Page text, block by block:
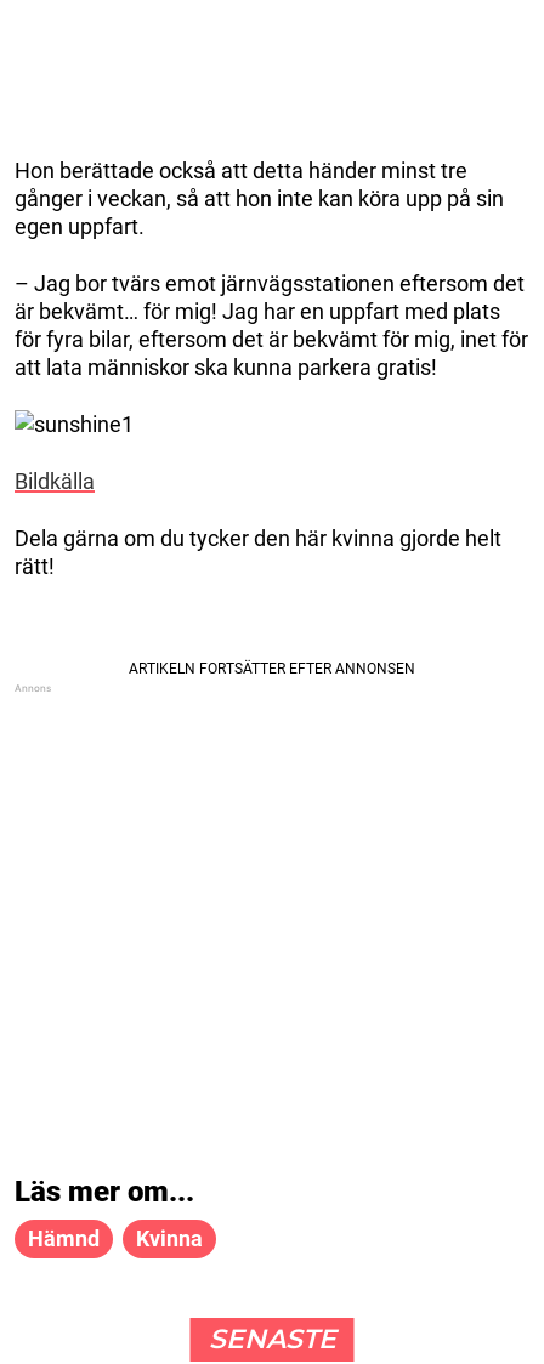
Hon berättade också att detta händer minst tre
gånger i veckan, så att hon inte kan köra upp på sin
egen uppfart.
– Jag bor tvärs emot järnvägsstationen eftersom det
är bekvämt… för mig! Jag har en uppfart med plats
för fyra bilar, eftersom det är bekvämt för mig, inet för
att lata människor ska kunna parkera gratis!
Bildkälla
Dela gärna om du tycker den här kvinna gjorde helt
rätt!
Läs mer om...
Hämnd Kvinna
SENASTE